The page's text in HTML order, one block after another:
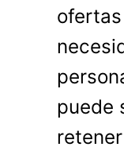
puede